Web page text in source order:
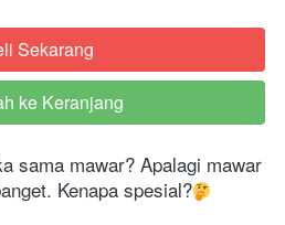
Sekarang
ke Keranjang
sama mawar? Apalagi mawar
Kenapa spesial?